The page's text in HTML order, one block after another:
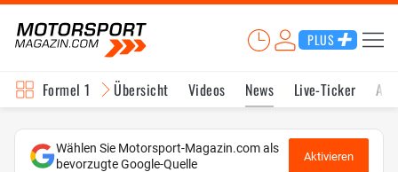
PLUS
Formel 1 Übersicht Videos News Live-Ticker
Wählen Sie Motorsport-Magazin.com als
bevorzugte Google-Quelle
Aktivieren